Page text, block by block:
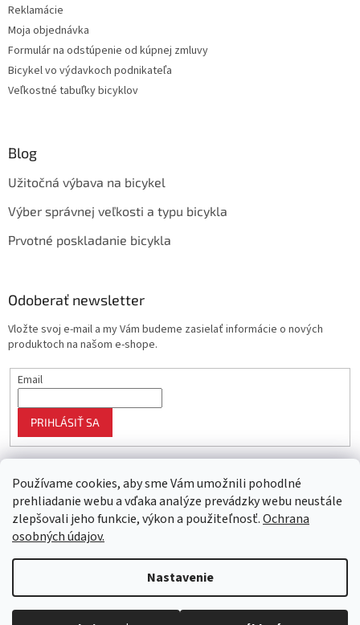
Používame cookies, aby sme Vám umožnili pohodlné
prehliadanie webu a vďaka analýze prevádzky webu neustále
zlepšovali jeho funkcie, výkon a použiteľnosť.Ochrana
osobných údajov.
Nastavenie
Objednaný tovar si môžete prevziať osobne v predajni SELEKTRA,
Reklamácie
Moja objednávka
Formulár na odstúpenie od kúpnej zmluvy
Bicykel vo výdavkoch podnikateľa
Veľkostné tabuľky bicyklov
Blog
Užitočná výbava na bicykel
Výber správnej veľkosti a typu bicykla
Prvotné poskladanie bicykla
Odoberať newsletter
Vložte svoj e-mail a my Vám budeme zasielať informácie o nových
produktoch na našom e-shope.
Email
PRIHLÁSIŤ SA
Vytvoril Shoptet
Copyright 2026Najlepší nákup. Všetky práva vyhradené.Upraviť